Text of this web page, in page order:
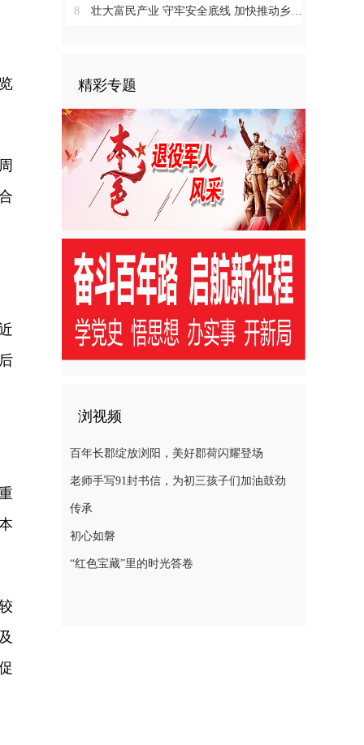
8 壮大富民产业 守牢安全底线 加快推动乡村全面振兴
精彩专题
浏视频
百年长郡绽放浏阳，美好郡荷闪耀登场
老师手写91封书信，为初三孩子们加油鼓劲
传承
初心如磐
“红色宝藏”里的时光答卷